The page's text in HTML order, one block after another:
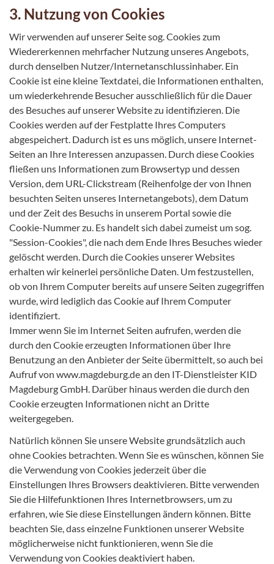
3. Nutzung von Cookies
Wir verwenden auf unserer Seite sog. Cookies zum
Wiedererkennen mehrfacher Nutzung unseres Angebots,
durch denselben Nutzer/Internetanschlussinhaber. Ein
Cookie ist eine kleine Textdatei, die Informationen enthalten,
um wiederkehrende Besucher ausschließlich für die Dauer
des Besuches auf unserer Website zu identifizieren. Die
Cookies werden auf der Festplatte Ihres Computers
abgespeichert. Dadurch ist es uns möglich, unsere Internet-
Seiten an Ihre Interessen anzupassen. Durch diese Cookies
fließen uns Informationen zum Browsertyp und dessen
Version, dem URL-Clickstream (Reihenfolge der von Ihnen
besuchten Seiten unseres Internetangebots), dem Datum
und der Zeit des Besuchs in unserem Portal sowie die
Cookie-Nummer zu. Es handelt sich dabei zumeist um sog.
"Session-Cookies", die nach dem Ende Ihres Besuches wieder
gelöscht werden. Durch die Cookies unserer Websites
erhalten wir keinerlei persönliche Daten. Um festzustellen,
ob von Ihrem Computer bereits auf unsere Seiten zugegriffen
wurde, wird lediglich das Cookie auf Ihrem Computer
identifiziert.
Immer wenn Sie im Internet Seiten aufrufen, werden die
durch den Cookie erzeugten Informationen über Ihre
Benutzung an den Anbieter der Seite übermittelt, so auch bei
Aufruf von www.magdeburg.de an den IT-Dienstleister KID
Magdeburg GmbH. Darüber hinaus werden die durch den
Cookie erzeugten Informationen nicht an Dritte
weitergegeben.
Natürlich können Sie unsere Website grundsätzlich auch
ohne Cookies betrachten. Wenn Sie es wünschen, können Sie
die Verwendung von Cookies jederzeit über die
Einstellungen Ihres Browsers deaktivieren. Bitte verwenden
Sie die Hilfefunktionen Ihres Internetbrowsers, um zu
erfahren, wie Sie diese Einstellungen ändern können. Bitte
beachten Sie, dass einzelne Funktionen unserer Website
möglicherweise nicht funktionieren, wenn Sie die
Verwendung von Cookies deaktiviert haben.